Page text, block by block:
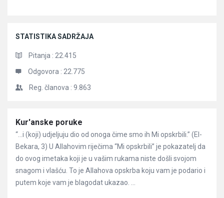
STATISTIKA SADRŽAJA
Pitanja : 22.415
Odgovora : 22.775
Reg. članova : 9.863
Članci
Kur'anske poruke
“…i (koji) udjeljuju dio od onoga čime smo ih Mi opskrbili.” (El-
Bekara, 3) U Allahovim riječima “Mi opskrbili” je pokazatelj da
do ovog imetaka koji je u vašim rukama niste došli svojom
snagom i vlašću. To je Allahova opskrba koju vam je podario i
putem koje vam je blagodat ukazao. ...